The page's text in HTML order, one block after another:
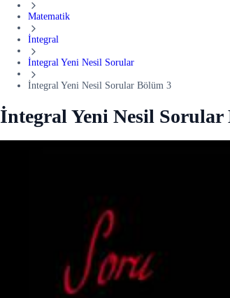
Matematik
İntegral
İntegral Yeni Nesil Sorular
İntegral Yeni Nesil Sorular Bölüm 3
İntegral Yeni Nesil Sorular